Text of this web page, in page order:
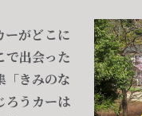
ーがどこに
で出会った
「きみのな
ろうカーは